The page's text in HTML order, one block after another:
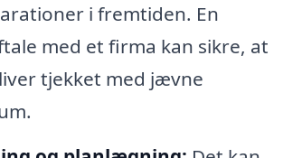
i fremtiden. En
med et firma kan sikre, at
tjekket med jævne